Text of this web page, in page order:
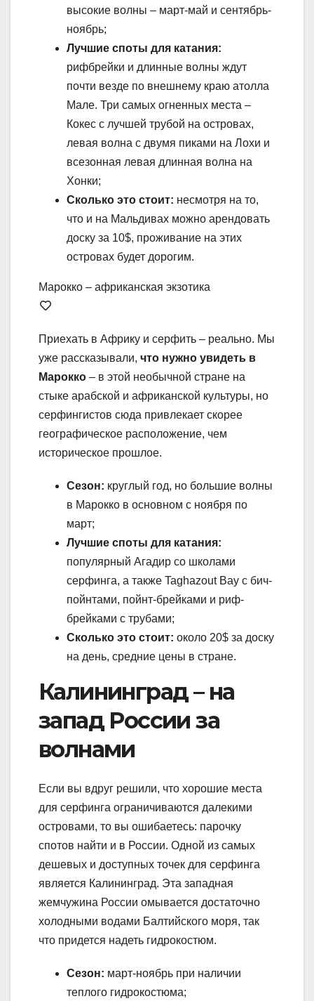
высокие волны – март-май и сентябрь-
ноябрь;
Лучшие споты для катания:
рифбрейки и длинные волны ждут
почти везде по внешнему краю атолла
Мале. Три самых огненных места –
Кокес с лучшей трубой на островах,
левая волна с двумя пиками на Лохи и
всезонная левая длинная волна на
Хонки;
Сколько это стоит: несмотря на то,
что и на Мальдивах можно арендовать
доску за 10$, проживание на этих
островах будет дорогим.
Марокко – африканская экзотика
Приехать в Африку и серфить – реально. Мы
уже рассказывали, что нужно увидеть в
Марокко – в этой необычной стране на
стыке арабской и африканской культуры, но
серфингистов сюда привлекает скорее
географическое расположение, чем
историческое прошлое.
Сезон: круглый год, но большие волны
в Марокко в основном с ноября по
март;
Лучшие споты для катания:
популярный Агадир со школами
серфинга, а также Taghazout Bay с бич-
пойнтами, пойнт-брейками и риф-
брейками с трубами;
Сколько это стоит: около 20$ за доску
на день, средние цены в стране.
Калининград – на
запад России за
волнами
Если вы вдруг решили, что хорошие места
для серфинга ограничиваются далекими
островами, то вы ошибаетесь: парочку
спотов найти и в России. Одной из самых
дешевых и доступных точек для серфинга
является Калининград. Эта западная
жемчужина России омывается достаточно
холодными водами Балтийского моря, так
что придется надеть гидрокостюм.
Сезон: март-ноябрь при наличии
теплого гидрокостюма;